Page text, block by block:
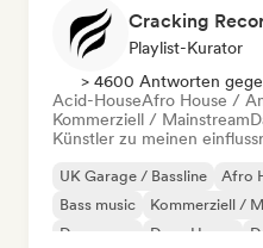
Cracking
Playlist-Kurator
> 4600 Antworten
Acid-HouseAfro House /
Kommerziell / Mainstream
Künstler zu meinen
UK Garage / Bassline
Afro
Bass music
Kommerziell /
Dance pop
Deep House